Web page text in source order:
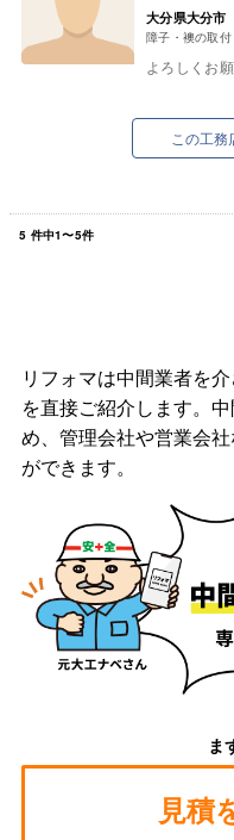
大分県大分市
障子・襖の取付
よろしくお願
この工
5 件中1〜5件
リフォマは中間業者を
を直接ご紹介します。
め、管理会社や営業会
ができます。
ま
見積